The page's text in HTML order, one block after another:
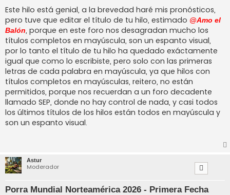
n
s
a
j
e
Este hilo está genial, a la brevedad haré mis pronósticos,
pero tuve que editar el título de tu hilo, estimado @Amo el
Balón, porque en este foro nos desagradan mucho los
títulos completos en mayúscula, son un espanto visual,
por lo tanto el título de tu hilo ha quedado exáctamente
igual que como lo escribiste, pero solo con las primeras
letras de cada palabra en mayúscula, ya que hilos con
títulos completos en mayúsculas, reitero, no están
permitidos, porque nos recuerdan a un foro decadente
llamado SEP, donde no hay control de nada, y casi todos
los últimos títulos de los hilos están todos en mayúscula y
son un espanto visual.
Astur
Moderador
Porra Mundial Norteamérica 2026 - Primera Fecha